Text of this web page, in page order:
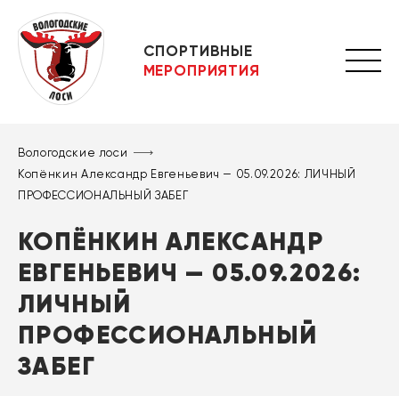
СПОРТИВНЫЕ
МЕРОПРИЯТИЯ
Вологодские лоси
Копёнкин Александр Евгеньевич — 05.09.2026: ЛИЧНЫЙ
ПРОФЕССИОНАЛЬНЫЙ ЗАБЕГ
КОПЁНКИН АЛЕКСАНДР
ЕВГЕНЬЕВИЧ — 05.09.2026:
ЛИЧНЫЙ
ПРОФЕССИОНАЛЬНЫЙ
ЗАБЕГ